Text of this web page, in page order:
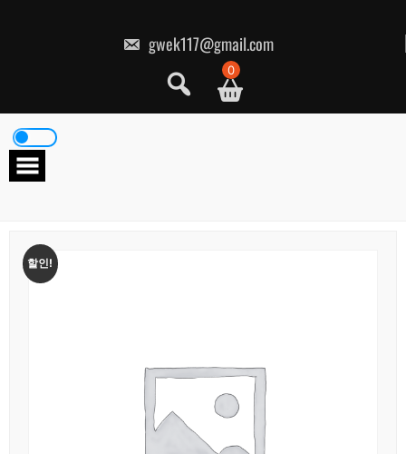
gwek117@gmail.com
0
할인!